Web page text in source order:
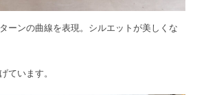
ーンの曲線を表現。シルエットが美しくな
ています。